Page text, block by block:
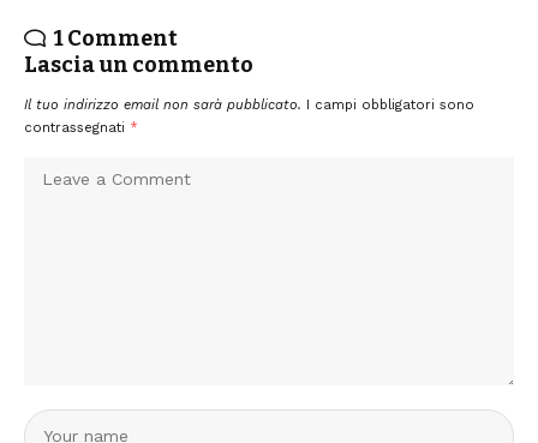
1 Comment
Lascia un commento
Il tuo indirizzo email non sarà pubblicato. I campi obbligatori sono
contrassegnati *